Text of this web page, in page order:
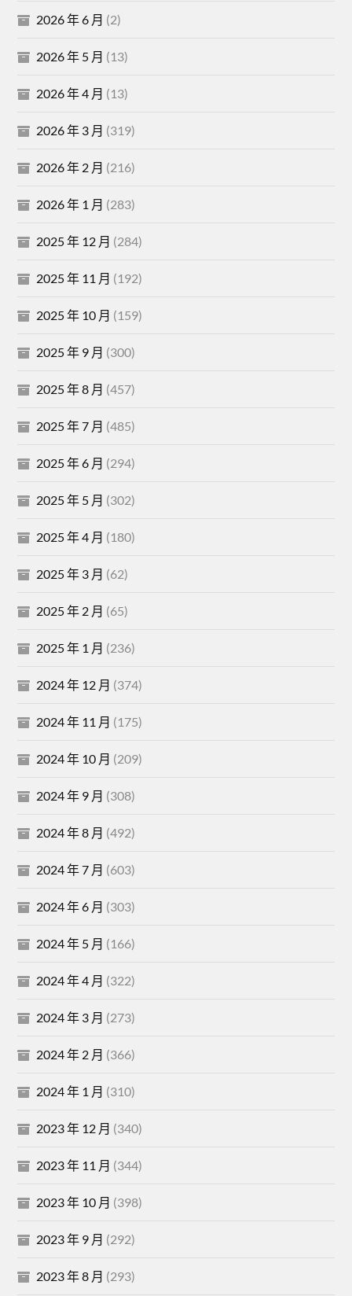
2026 年 6 月 (2)
2026 年 5 月 (13)
2026 年 4 月 (13)
2026 年 3 月 (319)
2026 年 2 月 (216)
2026 年 1 月 (283)
2025 年 12 月 (284)
2025 年 11 月 (192)
2025 年 10 月 (159)
2025 年 9 月 (300)
2025 年 8 月 (457)
2025 年 7 月 (485)
2025 年 6 月 (294)
2025 年 5 月 (302)
2025 年 4 月 (180)
2025 年 3 月 (62)
2025 年 2 月 (65)
2025 年 1 月 (236)
2024 年 12 月 (374)
2024 年 11 月 (175)
2024 年 10 月 (209)
2024 年 9 月 (308)
2024 年 8 月 (492)
2024 年 7 月 (603)
2024 年 6 月 (303)
2024 年 5 月 (166)
2024 年 4 月 (322)
2024 年 3 月 (273)
2024 年 2 月 (366)
2024 年 1 月 (310)
2023 年 12 月 (340)
2023 年 11 月 (344)
2023 年 10 月 (398)
2023 年 9 月 (292)
2023 年 8 月 (293)